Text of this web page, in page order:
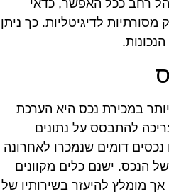
רחב ככל האפשר, כדאי
לדיגיטליות. כך ניתן
במכירת נכס היא הערכת
להתבסס על נתונים
דומים שנמכרו לאחרונה
הנכס. ישנם כלים מקוונים
מומלץ להיעזר בשירותיו של